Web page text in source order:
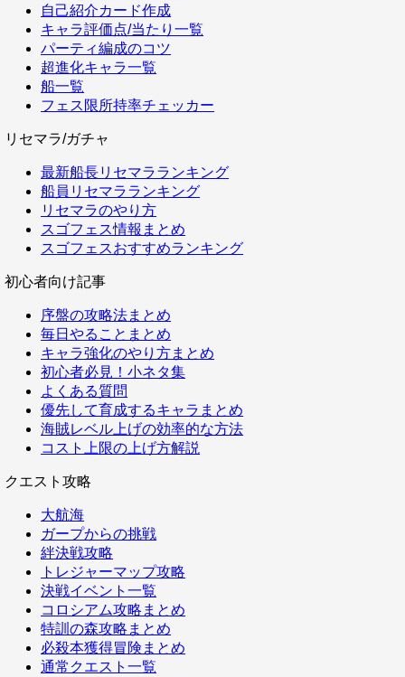
自己紹介カード作成
キャラ評価点/当たり一覧
パーティ編成のコツ
超進化キャラ一覧
船一覧
フェス限所持率チェッカー
リセマラ/ガチャ
最新船長リセマラランキング
船員リセマラランキング
リセマラのやり方
スゴフェス情報まとめ
スゴフェスおすすめランキング
初心者向け記事
序盤の攻略法まとめ
毎日やることまとめ
キャラ強化のやり方まとめ
初心者必見！小ネタ集
よくある質問
優先して育成するキャラまとめ
海賊レベル上げの効率的な方法
コスト上限の上げ方解説
クエスト攻略
大航海
ガープからの挑戦
絆決戦攻略
トレジャーマップ攻略
決戦イベント一覧
コロシアム攻略まとめ
特訓の森攻略まとめ
必殺本獲得冒険まとめ
通常クエスト一覧